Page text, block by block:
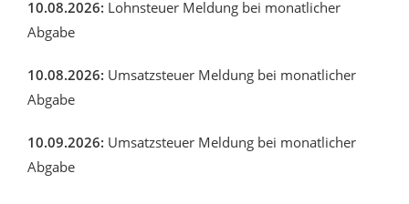
10.08.2026: Lohnsteuer Meldung bei monatlicher
Abgabe
10.08.2026: Umsatzsteuer Meldung bei monatlicher
Abgabe
10.09.2026: Umsatzsteuer Meldung bei monatlicher
Abgabe